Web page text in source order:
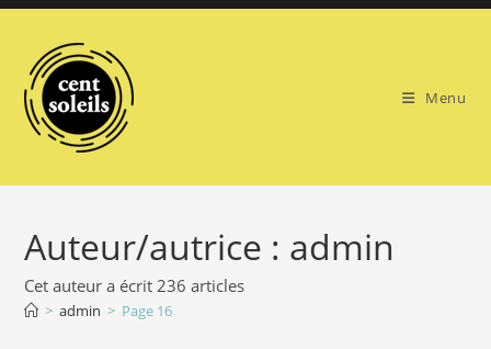
Skip
content
Menu
Auteur/autrice : admin
Cet auteur a écrit 236 articles
> admin > Page 16